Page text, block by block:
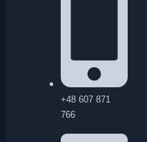
+48 607 871
766